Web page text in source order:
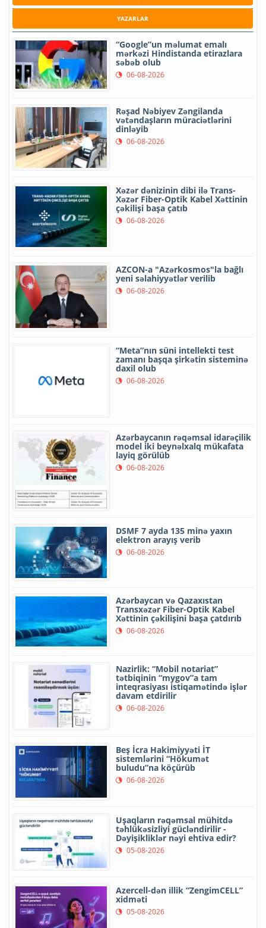
YAZARLAR
“Google”un məlumat emalı
mərkəzi Hindistanda etirazlara
səbəb olub
06-08-2026
Rəşad Nəbiyev Zəngilanda
vətəndaşların müraciətlərini
dinləyib
06-08-2026
Xəzər dənizinin dibi ilə Trans-
Xəzər Fiber-Optik Kabel Xəttinin
çəkilişi başa çatıb
06-08-2026
AZCON-a "Azərkosmos"la bağlı
yeni səlahiyyətlər verilib
06-08-2026
“Meta”nın süni intellekti test
zamanı başqa şirkətin sisteminə
daxil olub
06-08-2026
Azərbaycanın rəqəmsal idarəçilik
model iki beynəlxalq mükafata
layiq görülüb
06-08-2026
DSMF 7 ayda 135 minə yaxın
elektron arayış verib
06-08-2026
Azərbaycan və Qazaxıstan
Transxəzər Fiber-Optik Kabel
Xəttinin çəkilişini başa çatdırıb
06-08-2026
Nazirlik: “Mobil notariat”
tətbiqinin “mygov”a tam
inteqrasiyası istiqamətində işlər
davam etdirilir
06-08-2026
Beş İcra Hakimiyyəti İT
sistemlərini “Hökumət
buludu”na köçürüb
06-08-2026
Uşaqların rəqəmsal mühitdə
təhlükəsizliyi gücləndirilir -
Dəyişikliklər nəyi ehtiva edir?
05-08-2026
Azercell-dən illik “ZengimCELL”
xidməti
05-08-2026